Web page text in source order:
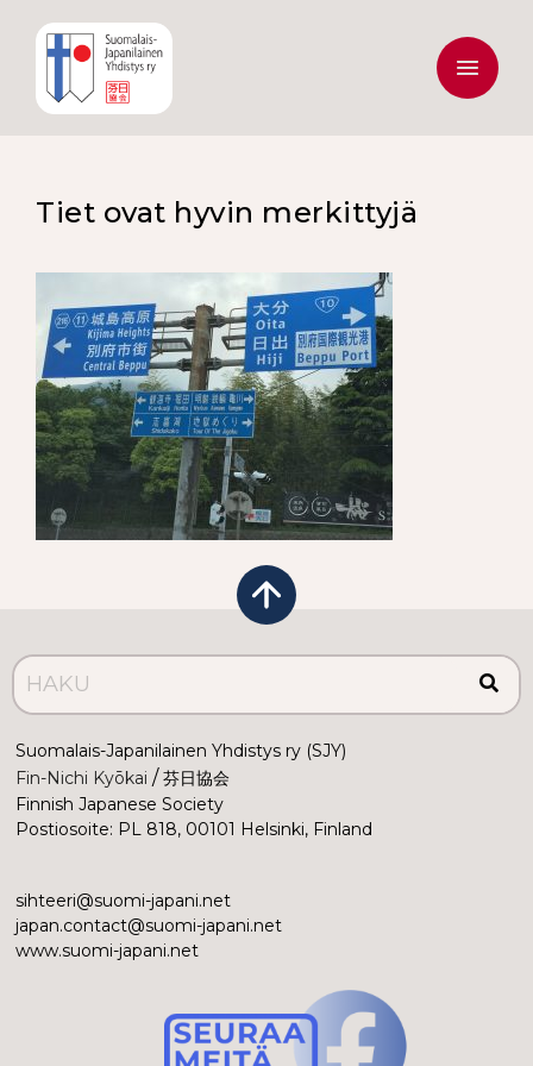
Tiet ovat hyvin merkittyjä
Suomalais-Japanilainen Yhdistys ry (SJY)
Fin-Nichi Kyōkai / 芬日協会
Finnish Japanese Society
Postiosoite: PL 818, 00101 Helsinki, Finland
sihteeri@suomi-japani.net
japan.contact@suomi-japani.net
www.suomi-japani.net